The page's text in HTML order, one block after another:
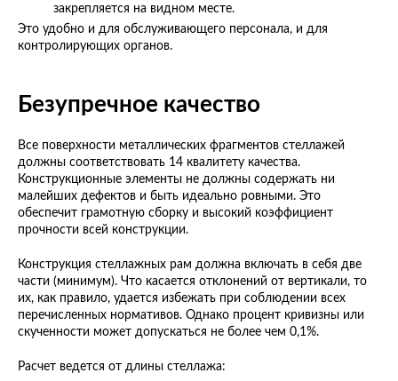
закрепляется на видном месте.
Это удобно и для обслуживающего персонала, и для
контролирующих органов.
Безупречное качество
Все поверхности металлических фрагментов стеллажей
должны соответствовать 14 квалитету качества.
Конструкционные элементы не должны содержать ни
малейших дефектов и быть идеально ровными. Это
обеспечит грамотную сборку и высокий коэффициент
прочности всей конструкции.
Конструкция стеллажных рам должна включать в себя две
части (минимум). Что касается отклонений от вертикали, то
их, как правило, удается избежать при соблюдении всех
перечисленных нормативов. Однако процент кривизны или
скученности может допускаться не более чем 0,1%.
Расчет ведется от длины стеллажа: